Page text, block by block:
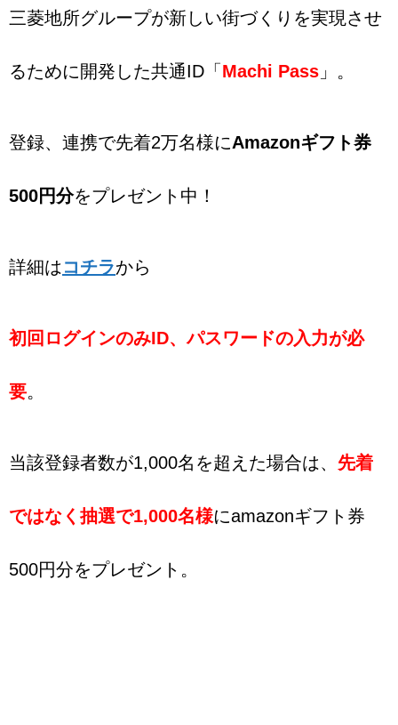
三菱地所グループが新しい街づくりを実現させ
るために開発した共通ID「 Machi Pass 」。
登録、連携で先着2万名様にAmazonギフト券
500円分をプレゼント中！
詳細はコチラから
初回ログインのみID、パスワードの入力が必
要。
当該登録者数が1,000名を超えた場合は、 先着
ではなく抽選で1,000名様にamazonギフト券
500円分をプレゼント。